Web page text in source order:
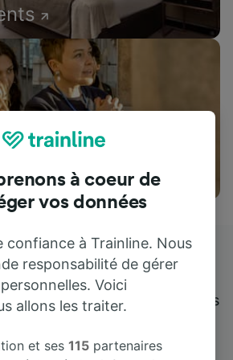
de nos clients
de nous, que ceux qui nous
à coeur de
vos données
confiance à Trainline. Nous
responsabilité de gérer
Voici
allons les traiter.
et ses115 partenaires